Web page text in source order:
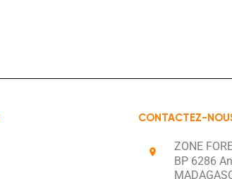
CONTACTEZ-
ZONE
BP 6286